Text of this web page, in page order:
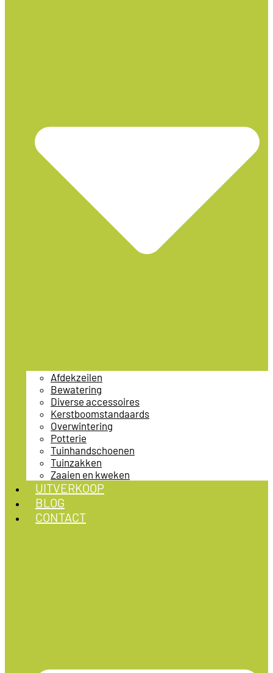
Afdekzeilen
Bewatering
Diverse accessoires
Kerstboomstandaards
Overwintering
Potterie
Tuinhandschoenen
Tuinzakken
Zaaien en kweken
UITVERKOOP
BLOG
CONTACT